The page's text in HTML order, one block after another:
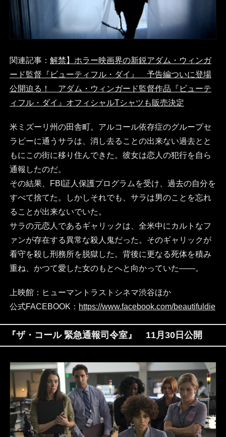
関連記事： 解禁】ホラー映画界の新鋭アダム・ウィンガ
ード監督『ビューティフル・ダイ』 予告編ついに登場
公開迫る！ アダム・ウィンガード監督作品『ビューテ
ィフル・ダイ』オフィシャルTシャツも販売決定
米ミズーリ州の田舎町。アルコール依存症のグループセ
ラピーに通うサラは、消し去ることの出来ない過去とと
もにこの街に移り住んできた。彼女は恋人の犯行を自ら
通報したのだ。
その結果、FBI証人保護プログラムを受け、過去の自分を
すべて捨てた。しかしそれでも、サラは男のことを忘れ
ることが出来ないでいた。
サラの元恋人であるギャリックは、全米中にカルトなフ
ァンが存在する異常な殺人鬼だった。そのギャリックが
看守を殺し刑務所を脱獄した。背後に更なる死体を積み
重ね、かつて愛した女のもとへと向かっていた――。
上映館：ヒューマントラストシネマ渋谷ほか
公式FACEBOOK： https://www.facebook.com/beautifuldie
『ザ・コール 緊急通報司令室』 11月30日公開